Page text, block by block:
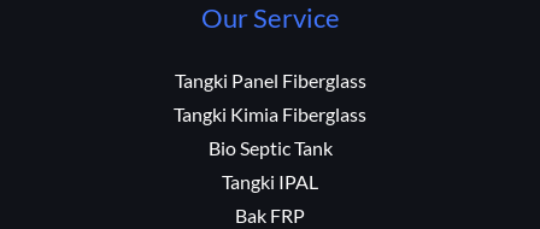
Our Service
Tangki Panel Fiberglass
Tangki Kimia Fiberglass
Bio Septic Tank
Tangki IPAL
Bak FRP